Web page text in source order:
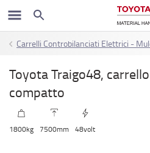
Carrelli Controbilanciati Elettrici -
Toyota Traigo48,
compatto
1800kg 7500mm 48volt